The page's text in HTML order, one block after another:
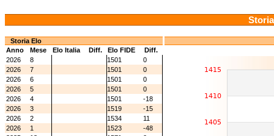
Storia Elo
Anno
Mese Elo Italia Diff. Elo FIDE
Diff.
2026
8 1501
0
2026
7 1501
0
2026
6 1501
0
2026
5 1501
0
2026
4 1501
-18
2026
3 1519
-15
2026
2 1534
11
2026
1 1523
-48